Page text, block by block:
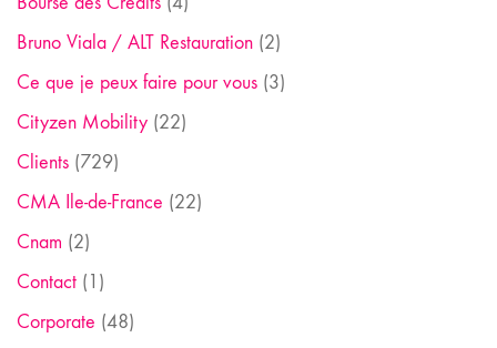
Bruno Viala / ALT Restauration (2)
Ce que je peux faire pour vous (3)
Cityzen Mobility (22)
Clients (729)
CMA Ile-de-France (22)
Cnam (2)
Contact (1)
Corporate (48)